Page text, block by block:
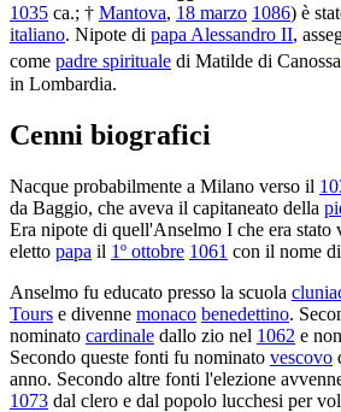
1035 ca.; † Mantova, 18 marzo 1086) è
italiano. Nipote di papa Alessandro II,
come padre spirituale di Matilde di Canossa
in Lombardia.
Cenni biografici
Nacque probabilmente a Milano verso il
da Baggio, che aveva il capitaneato della
Era nipote di quell'Anselmo I che era stato
eletto papa il 1º ottobre 1061 con il nome di
Anselmo fu educato presso la scuola
Tours e divenne monaco benedettino.
nominato cardinale dallo zio nel 1062 e
Secondo queste fonti fu nominato vescovo
anno. Secondo altre fonti l'elezione
1073 dal clero e dal popolo lucchesi per